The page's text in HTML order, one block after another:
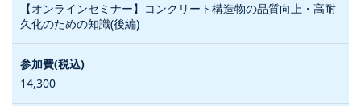
【オンラインセミナー】コンクリート構造物の品質向上・高耐
久化のための知識(後編)
14,300